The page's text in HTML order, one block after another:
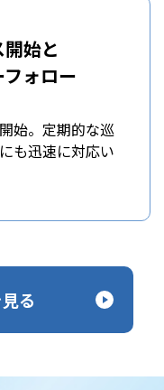
始と
ォロー
始。定期的な巡
も迅速に対応い
る